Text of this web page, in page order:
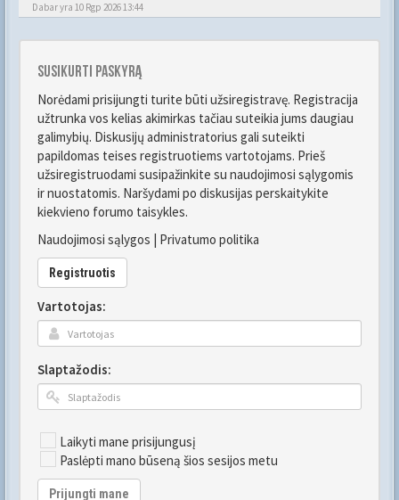
Dabar yra 10 Rgp 2026 13:44
Susikurti paskyrą
Norėdami prisijungti turite būti užsiregistravę. Registracija
užtrunka vos kelias akimirkas tačiau suteikia jums daugiau
galimybių. Diskusijų administratorius gali suteikti
papildomas teises registruotiems vartotojams. Prieš
užsiregistruodami susipažinkite su naudojimosi sąlygomis
ir nuostatomis. Naršydami po diskusijas perskaitykite
kiekvieno forumo taisykles.
Naudojimosi sąlygos | Privatumo politika
Registruotis
Vartotojas:
Slaptažodis:
Laikyti mane prisijungusį
Paslėpti mano būseną šios sesijos metu
Prijungti mane